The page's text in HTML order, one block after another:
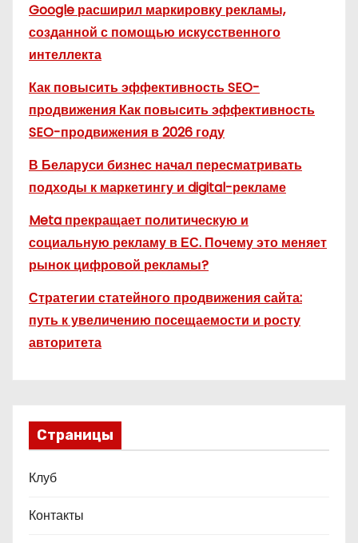
Google расширил маркировку рекламы,
созданной с помощью искусственного
интеллекта
Как повысить эффективность SEO-
продвижения Как повысить эффективность
SEO-продвижения в 2026 году
В Беларуси бизнес начал пересматривать
подходы к маркетингу и digital-рекламе
Meta прекращает политическую и
социальную рекламу в ЕС. Почему это меняет
рынок цифровой рекламы?
Стратегии статейного продвижения сайта:
путь к увеличению посещаемости и росту
авторитета
Страницы
Клуб
Контакты